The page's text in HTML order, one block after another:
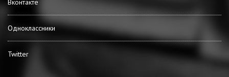
Одноклассники
Twitter